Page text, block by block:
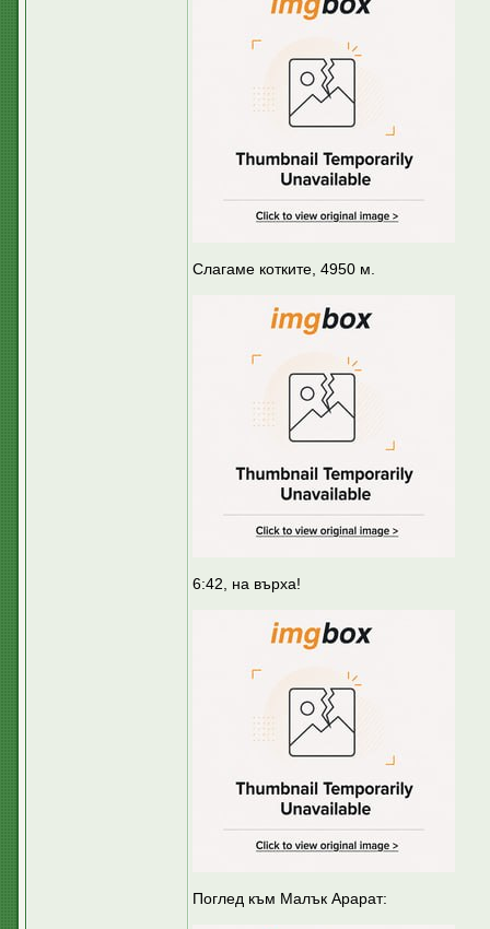
Слагаме котките, 4950 м.
6:42, на върха!
Поглед към Малък Арарат: